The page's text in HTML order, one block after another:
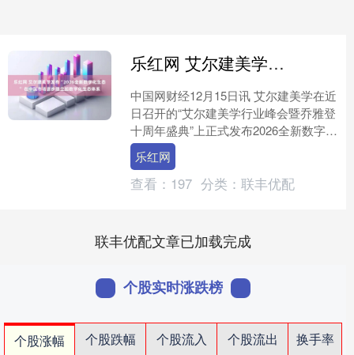
乐红网 艾尔建美学发布“2026全新数字化生态” 在中国市场逐步建立起数字化生态体系
中国网财经12月15日讯 艾尔建美学在近
日召开的“艾尔建美学行业峰会暨乔雅登
十周年盛典”上正式发布2026全新数字化
生态，旨在通过“数智化”赋能，在中国
市场逐步....
乐红网
查看： 197 分类： 联丰优配
联丰优配文章已加载完成
个股实时涨跌榜
个股涨幅 个股跌幅 个股流入 个股流出
换手率